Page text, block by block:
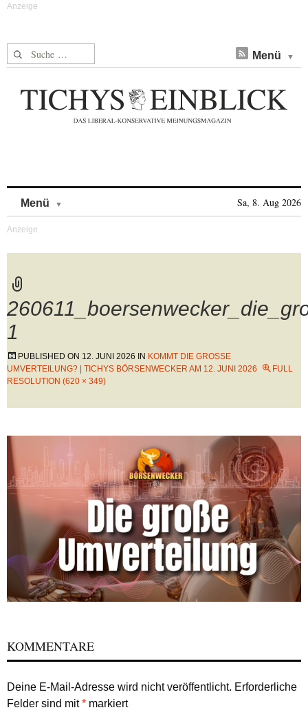
Suche nach: Menü
Menü Sa, 8. Aug 2026
1
PUBLISHED ON 12. JUNI 2026 IN KOMMT DIE GROSSE U
MVERTEILUNG? | TICHYS BÖRSENWECKER AM 12. JUNI 2026
FULL
RESOLUTION (620 × 349)
KOMMENTARE
Deine E-Mail-Adresse wird nicht veröffentlicht. Erforderliche
Felder sind mit* markiert